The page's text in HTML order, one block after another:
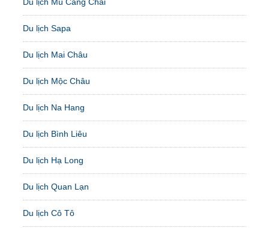
Du lịch Sapa
Du lịch Mai Châu
Du lịch Mộc Châu
Du lịch Na Hang
Du lịch Bình Liêu
Du lịch Hạ Long
Du lịch Quan Lạn
Du lịch Cô Tô